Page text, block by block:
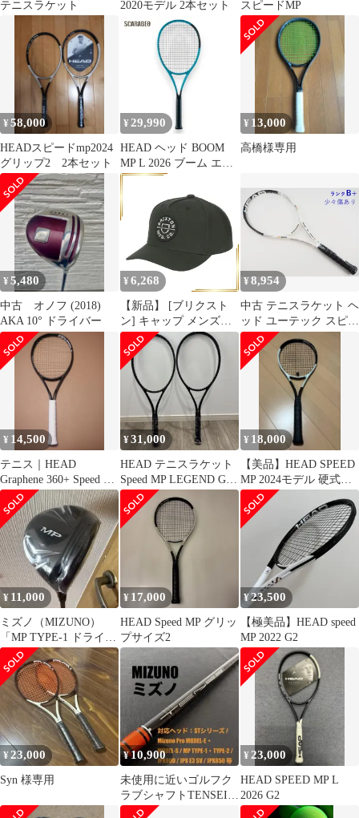
テニスラケット 2020モデル 2本セット スピードMP
¥58,000
HEADスピードmp2024
グリップ2 2本セット
¥ 29,990
HEAD ヘッド BOOM
MP L 2026 ブーム エム
ピー エル 232226 硬式
テニスラケット フレー
ムのみ 275g 中級者 軽
量 232226
¥ 13,000
高橋様専用
¥5,480
中古 オノフ (2018)
AKA 10° ドライバー
¥ 6,268
【新品】 [ブリクスト
ン] キャップ メンズ
CREST C MP SNBK
CAP 帽子 スナップバッ
ク スケーター スケート
ブランド ブラック 黒
[並行輸入品] 1
¥8,954
中古 テニスラケット ヘ
ッド ユーテック スピー
ド MP 16×19 2009年モ
デル (G2) HEAD
YOUTEK SPEED MP
16×19 2009
(c26050531c)
¥ 14,500
テニス｜HEAD
Graphene 360+ Speed MP
Black
¥31,000
HEAD テニスラケット
Speed MP LEGEND G2
2本セット
¥ 18,000
【美品】HEAD SPEED
MP 2024モデル 硬式テ
ニスラケット
¥ 11,000
ミズノ（MIZUNO）
「MP TYPE-1 ドライバ
ー」
¥ 17,000
HEAD Speed MP グリッ
プサイズ2
¥23,500
【極美品】HEAD speed
MP 2022 G2
¥23,000
Syn 様専用
¥10,900
未使用に近いゴルフク
ラブシャフトTENSEIテ
ンセイオレンジ
¥ 23,000
HEAD SPEED MP L
2026 G2